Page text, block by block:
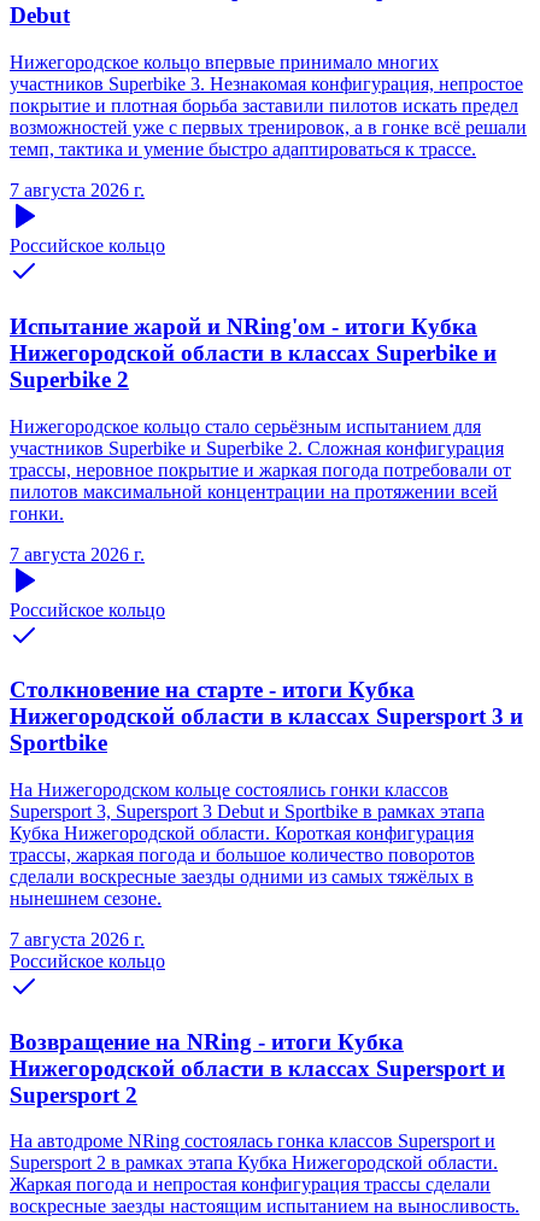
Debut
Нижегородское кольцо впервые принимало многих
участников Superbike 3. Незнакомая конфигурация, непростое
покрытие и плотная борьба заставили пилотов искать предел
возможностей уже с первых тренировок, а в гонке всё решали
темп, тактика и умение быстро адаптироваться к трассе.
7 августа 2026 г.
Российское кольцо
Испытание жарой и NRing'ом - итоги Кубка
Нижегородской области в классах Superbike и
Superbike 2
Нижегородское кольцо стало серьёзным испытанием для
участников Superbike и Superbike 2. Сложная конфигурация
трассы, неровное покрытие и жаркая погода потребовали от
пилотов максимальной концентрации на протяжении всей
гонки.
7 августа 2026 г.
Российское кольцо
Столкновение на старте - итоги Кубка
Нижегородской области в классах Supersport 3 и
Sportbike
На Нижегородском кольце состоялись гонки классов
Supersport 3, Supersport 3 Debut и Sportbike в рамках этапа
Кубка Нижегородской области. Короткая конфигурация
трассы, жаркая погода и большое количество поворотов
сделали воскресные заезды одними из самых тяжёлых в
нынешнем сезоне.
7 августа 2026 г.
Российское кольцо
Возвращение на NRing - итоги Кубка
Нижегородской области в классах Supersport и
Supersport 2
На автодроме NRing состоялась гонка классов Supersport и
Supersport 2 в рамках этапа Кубка Нижегородской области.
Жаркая погода и непростая конфигурация трассы сделали
воскресные заезды настоящим испытанием на выносливость.